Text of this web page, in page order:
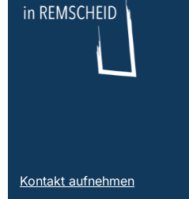
Kontakt aufnehmen